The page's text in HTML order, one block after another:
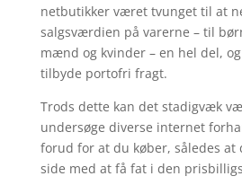
netbutikker været tvunget til at
salgsværdien på varerne – til
mænd og kvinder – en hel del,
tilbyde portofri fragt.
Trods dette kan det stadigvæk
undersøge diverse internet
forud for at du køber, således at
side med at få fat i den